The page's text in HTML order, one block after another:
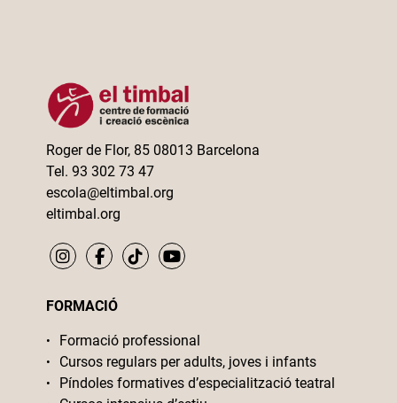
Roger de Flor, 85 08013 Barcelona
Tel. 93 302 73 47
escola@eltimbal.org
eltimbal.org
FORMACIÓ
Formació professional
Cursos regulars per adults, joves i infants
Píndoles formatives d’especialització teatral